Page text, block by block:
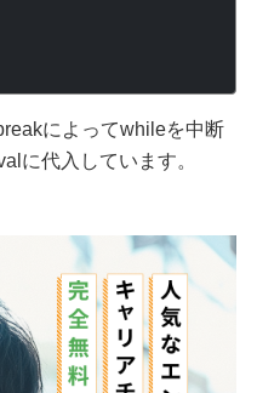
によってwhileを中断
に代入しています。